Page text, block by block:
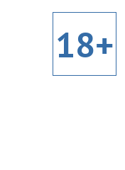
18+